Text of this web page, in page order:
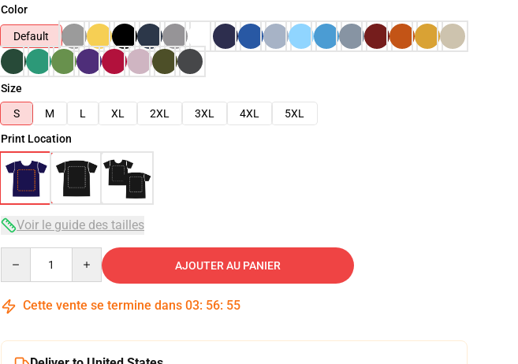
Color
Default
Size
S
M L XL 2XL 3XL 4XL
5XL
Print Location
Voir le guide des tailles
AJOUTER AU PANIER
Cette vente se termine dans 03: 56: 54